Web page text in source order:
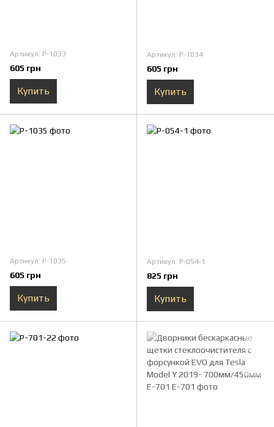
Артикул: P-1033
605 грн
Купить
Артикул: P-1034
605 грн
Купить
Артикул: P-1035
605 грн
Купить
Артикул: P-054-1
825 грн
Купить